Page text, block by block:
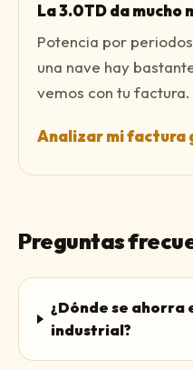
La 3.0TD da mucho
Potencia por
una nave hay
vemos con tu factura.
Analizar mi factura
Preguntas
¿Dónde se ahorra
industrial?